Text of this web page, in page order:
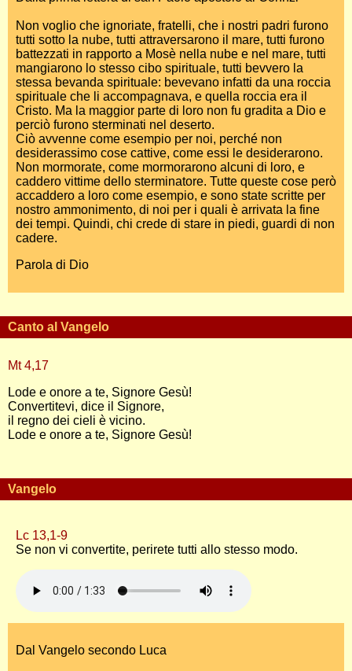
Non voglio che ignoriate, fratelli, che i nostri padri furono
tutti sotto la nube, tutti attraversarono il mare, tutti furono
battezzati in rapporto a Mosè nella nube e nel mare, tutti
mangiarono lo stesso cibo spirituale, tutti bevvero la
stessa bevanda spirituale: bevevano infatti da una roccia
spirituale che li accompagnava, e quella roccia era il
Cristo. Ma la maggior parte di loro non fu gradita a Dio e
perciò furono sterminati nel deserto.
Ciò avvenne come esempio per noi, perché non
desiderassimo cose cattive, come essi le desiderarono.
Non mormorate, come mormorarono alcuni di loro, e
caddero vittime dello sterminatore. Tutte queste cose però
accaddero a loro come esempio, e sono state scritte per
nostro ammonimento, di noi per i quali è arrivata la fine
dei tempi. Quindi, chi crede di stare in piedi, guardi di non
cadere.
Parola di Dio
Canto al Vangelo
Mt 4,17
Lode e onore a te, Signore Gesù!
Convertitevi, dice il Signore,
il regno dei cieli è vicino.
Lode e onore a te, Signore Gesù!
Vangelo
Lc 13,1-9
Se non vi convertite, perirete tutti allo stesso modo.
Dal Vangelo secondo Luca